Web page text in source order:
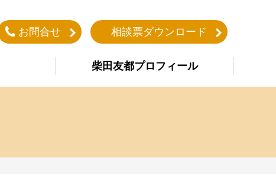
お問合せ
相談票ダウンロード
柴田友都プロフィール